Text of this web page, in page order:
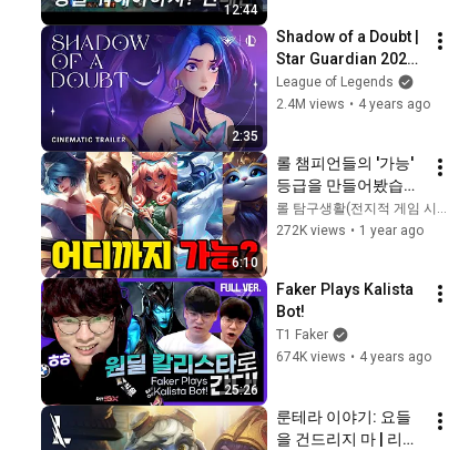
12:44
2:35
Shadow of a Doubt |
Star Guardian 2022
- League of Legends
League of Legends
2.4M views • 4 years ago
6:10
롤 챔피언들의 '가능'
등급을 만들어봤습니
다
롤 탐구생활(전지적 게임 시점)
272K views • 1 year ago
25:26
Faker Plays Kalista
Bot!
T1 Faker
674K views • 4 years ago
룬테라 이야기: 요들
을 건드리지 마 | 리그